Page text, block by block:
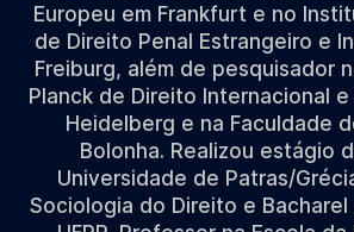
Europeu em Frankfurt e no
de Direito Penal Estrangeiro e
Freiburg, além de pesquisador
Planck de Direito Internacional
Heidelberg e na Faculdade
Bolonha. Realizou estágio
Universidade de Patras/
Sociologia do Direito e